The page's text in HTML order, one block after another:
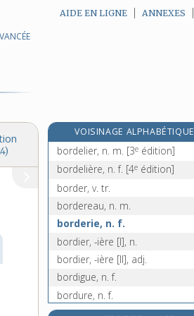
AIDE EN LIGNE ANNEXES
VOISINAGE ALPHABÉTIQUE
bordelaise, n. f.
bordelier, n. m. [3e édition]
bordelière, n. f. [4e édition]
border, v. tr.
bordereau, n. m.
borderie, n. f.
bordier, -ière [I], n.
bordier, -ière [II], adj.
bordigue, n. f.
bordure, n. f.
bore, n. m.